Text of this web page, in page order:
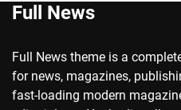
Full News
Full News theme is a
for news, magazines,
fast-loading modern